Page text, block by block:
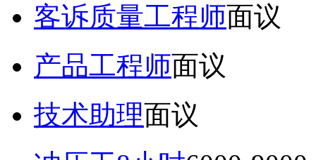
客诉质量工程师面议
产品工程师面议
技术助理面议